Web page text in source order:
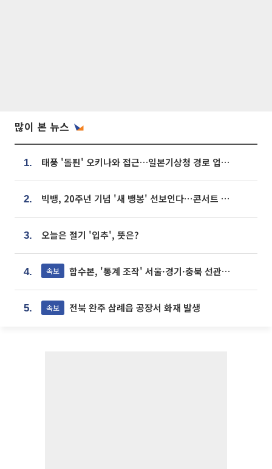
많이 본 뉴스
1. 태풍 '돌핀' 오키나와 접근…일본기상청 경로 업데이트
2. 빅뱅, 20주년 기념 '새 뱅봉' 선보인다⋯콘서트 앞두고 팝업 개최
3. 오늘은 절기 '입추', 뜻은?
4. 속보 합수본, '통계 조작' 서울·경기·충북 선관위 등 추가 압수수색
5. 속보 전북 완주 삼례읍 공장서 화재 발생